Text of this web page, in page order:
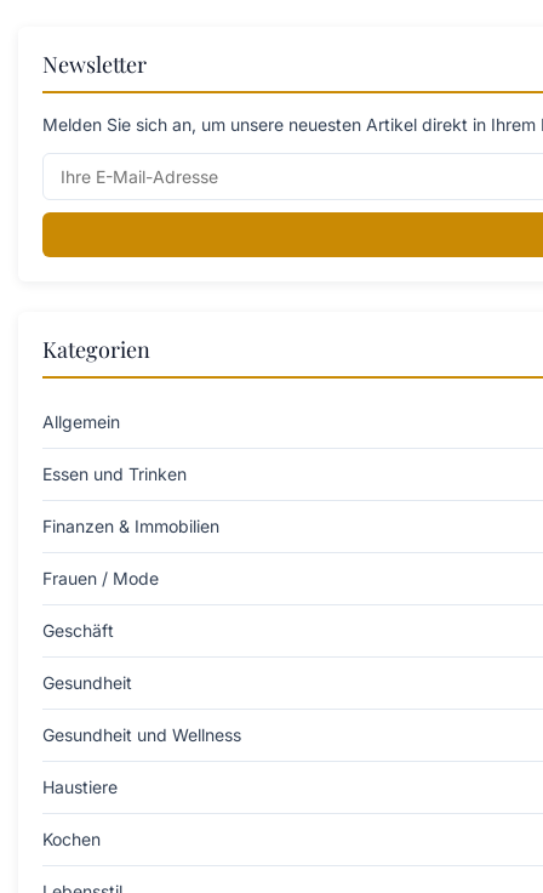
Newsletter
Melden Sie sich an, um unsere neuesten Artikel direkt in
Kategorien
Allgemein
Essen und Trinken
Finanzen & Immobilien
Frauen / Mode
Geschäft
Gesundheit
Gesundheit und Wellness
Haustiere
Kochen